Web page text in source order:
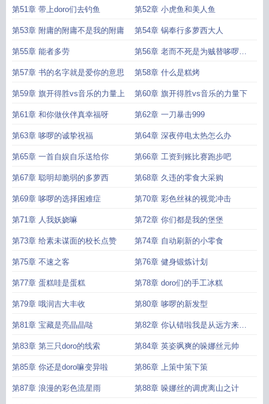
第51章 带上doro们去钓鱼 第52章 小虎鱼和美人鱼
第53章 附庸的附庸不是我的附庸 第54章 锅奉行多萝西大人
第55章 能者多劳 第56章 老而不死是为贼替哆啰复
仇
第57章 书的名字就是爱你的意思 第58章 什么是糕烤
第59章 旗开得胜vs音乐的力量上 第60章 旗开得胜vs音乐的力量下
第61章 和你做伙伴真幸福呀 第62章 一刀暴击999
第63章 哆啰的诚挚祝福 第64章 深夜停电太热怎么办
第65章 一首自娱自乐送给你 第66章 工资到账比赛跑步吧
第67章 聪明却脆弱的多萝西 第68章 久违的零食大采购
第69章 哆啰的选择困难症 第70章 彩色丝袜的视觉冲击
第71章 人我妖娆嘛 第72章 你们都是我的堡堡
第73章 给素未谋面的校长点赞 第74章 自动刷新的小零食
第75章 不速之客 第76章 健身锻炼计划
第77章 蛋糕哇是蛋糕 第78章 doro们的手工冰糕
第79章 哦润吉大丰收 第80章 哆啰的新发型
第81章 宝藏是亮晶晶哒 第82章 你认错啦我是从远方来的
旅行doro
第83章 第三只doro的线索 第84章 英姿飒爽的哚娜丝元帅
第85章 你还是doro嘛变异啦 第86章 上策中策下策
第87章 浪漫的彩色流星雨 第88章 哚娜丝的调虎离山之计